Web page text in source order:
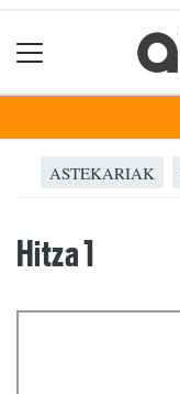
ASTEKARIAK
Hitza 1